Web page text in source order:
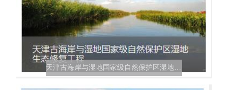
天津古海岸与湿地国家级自然保护区湿地生态修复工程